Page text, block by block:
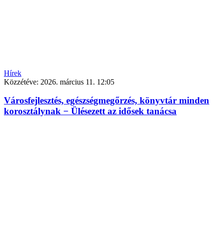
Hírek
Közzétéve: 2026. március 11. 12:05
Városfejlesztés, egészségmegőrzés, könyvtár minden
korosztálynak − Ülésezett az idősek tanácsa